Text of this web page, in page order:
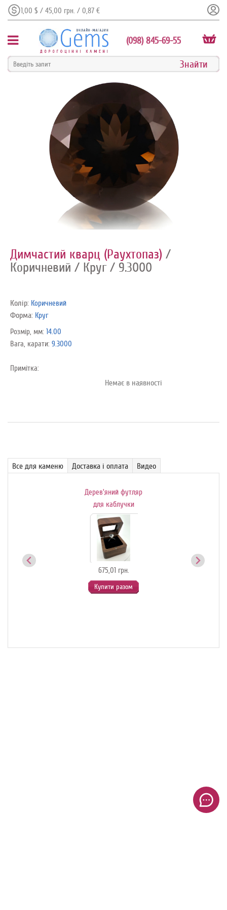
1,00 $ / 45,00 грн. / 0,87 €
(098) 845-69-55
Димчастий кварц (Раухтопаз) /
Коричневий / Круг / 9.3000
Колір: Коричневий
Форма: Круг
Розмір, мм: 14.00
Вага, карати: 9.3000
Примітка:
Немає в наявності
Все для каменю Доставка і оплата Видео
Дерев'яний футляр
для каблучки
675,01 грн.
Купити разом